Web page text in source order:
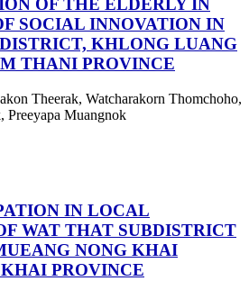
OF THE ELDERLY IN
SOCIAL INNOVATION IN
KHLONG LUANG
THANI PROVINCE
Theerak, Watcharakorn Thomchoho,
Preeyapa Muangnok
IN LOCAL
WAT THAT SUBDISTRICT
NONG KHAI
PROVINCE